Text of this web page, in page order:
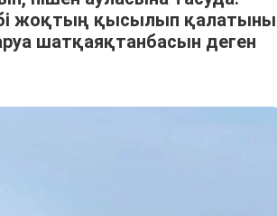
жоқтың қысылып қалатыны
шатқаяқтанбасын деген